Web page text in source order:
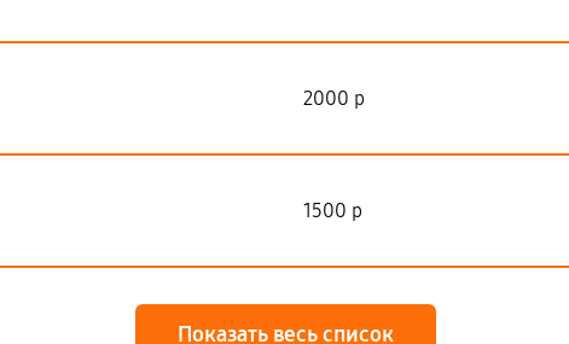
2000 р
1500 р
Показать весь список